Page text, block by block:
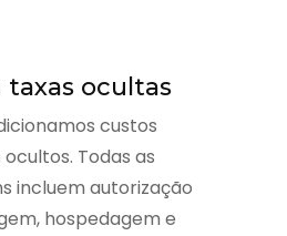
taxas ocultas
custos
Todas as
incluem autorização
hospedagem e